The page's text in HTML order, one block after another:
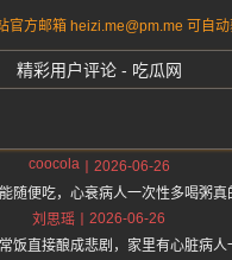
方邮箱 heizi.me@pm.me 可自
精彩用户评论 - 吃瓜网
coocola
2026-06-26
随便吃，心衰病人一次性多喝粥真
刘思瑶
2026-06-26
饭直接酿成悲剧，家里有心脏病人